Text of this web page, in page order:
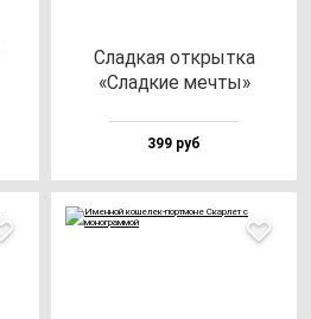
Слад­кая от­крыт­ка
«Слад­кие меч­ты»
399 руб